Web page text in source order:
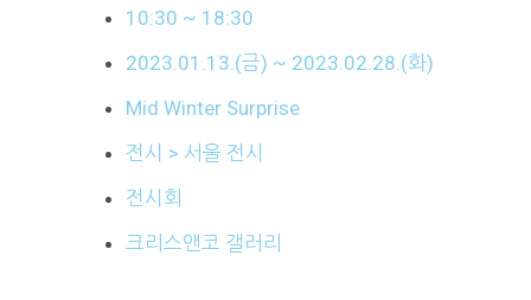
10:30 ~ 18:30
2023.01.13.(금) ~ 2023.02.28.(화)
Mid Winter Surprise
전시 > 서울 전시
전시회
크리스앤코 갤러리